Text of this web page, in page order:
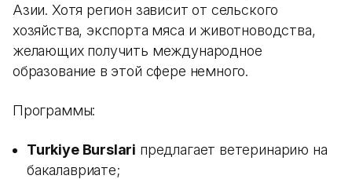
Азии. Хотя регион зависит от сельского
хозяйства, экспорта мяса и животноводства,
желающих получить международное
образование в этой сфере немного.
Программы:
Turkiye Burslari предлагает ветеринарию на
бакалавриате;